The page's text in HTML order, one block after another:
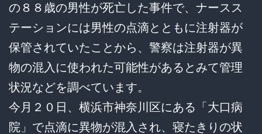
の８８歳の男性が死亡した事件で、ナースス
テーションには男性の点滴とともに注射器が
保管されていたことから、警察は注射器が異
物の混入に使われた可能性があるとみて管理
状況などを調べています。
今月２０日、横浜市神奈川区にある「大口病
院」で点滴に異物が混入され、寝たきりの状